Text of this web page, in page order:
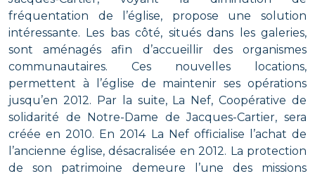
fréquentation de l’église, propose une solution
intéressante. Les bas côté, situés dans les galeries,
sont aménagés afin d’accueillir des organismes
communautaires. Ces nouvelles locations,
permettent à l’église de maintenir ses opérations
jusqu’en 2012. Par la suite, La Nef, Coopérative de
solidarité de Notre-Dame de Jacques-Cartier, sera
créée en 2010. En 2014 La Nef officialise l’achat de
l’ancienne église, désacralisée en 2012. La protection
de son patrimoine demeure l’une des missions